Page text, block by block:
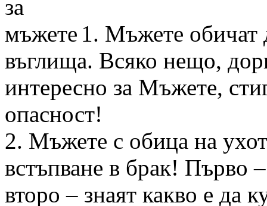
1. Мъжете обичат
въглища. Всяко нещо,
интересно за Мъжете,
опасност!
2. Мъжете с обица на
встъпване в брак! Първо
второ – знаят какво е да